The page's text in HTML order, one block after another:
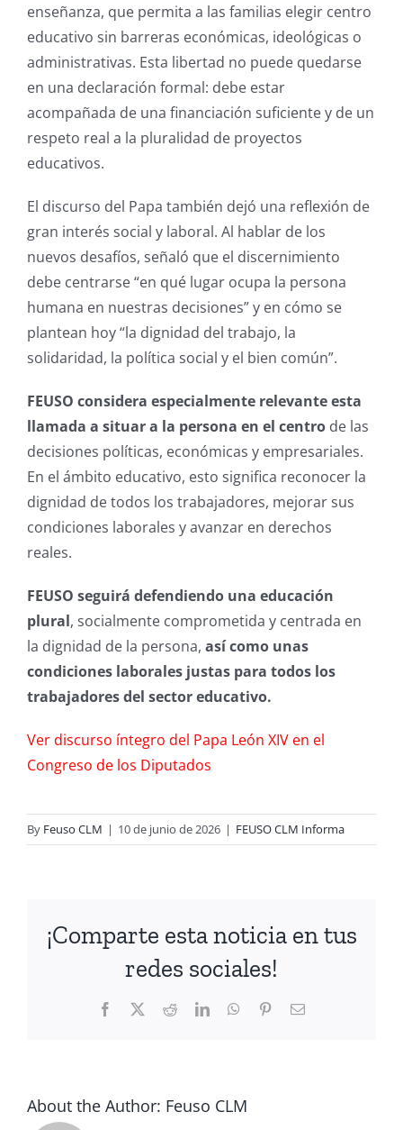
enseñanza, que permita a las familias elegir centro
educativo sin barreras económicas, ideológicas o
administrativas. Esta libertad no puede quedarse
en una declaración formal: debe estar
acompañada de una financiación suficiente y de un
respeto real a la pluralidad de proyectos
educativos.
El discurso del Papa también dejó una reflexión de
gran interés social y laboral. Al hablar de los
nuevos desafíos, señaló que el discernimiento
debe centrarse “en qué lugar ocupa la persona
humana en nuestras decisiones” y en cómo se
plantean hoy “la dignidad del trabajo, la
solidaridad, la política social y el bien común”.
FEUSO considera especialmente relevante esta
llamada a situar a la persona en el centrode las
decisiones políticas, económicas y empresariales.
En el ámbito educativo, esto significa reconocer la
dignidad de todos los trabajadores, mejorar sus
condiciones laborales y avanzar en derechos
reales.
FEUSO seguirá defendiendo una educación
plural, socialmente comprometida y centrada en
la dignidad de la persona, así como unas
condiciones laborales justas para todos los
trabajadores del sector educativo.
Ver discurso íntegro del Papa León XIV en el
Congreso de los Diputados
By Feuso CLM | 10 de junio de 2026 | FEUSO CLM Informa
¡Comparte esta noticia en tus
redes sociales!
Facebook RedditLinkedInWhatsApp
PinterestEmail
About the Author: Feuso CLM